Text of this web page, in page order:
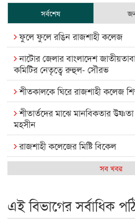
সর্বশেষ
ফুলে ফুলে রঙিন রাজশাহী কলেজ
নাটোর জেলার বাংলাদেশ
কমিটির নেতৃত্বে রুহুল- সৌরভ
শীতকালকে ঘিরে রাজশাহী কলেজ
শীতার্তদের মাঝে মানবিকতার
মহসীন
রাজশাহী কলেজের মিষ্টি বিকেল
কেমন আছে আমাদের দেশের
রাজশাইন একাডেমির ফল প্রকাশ ও
সব খবর
এই বিভাগের সর্বাধিক